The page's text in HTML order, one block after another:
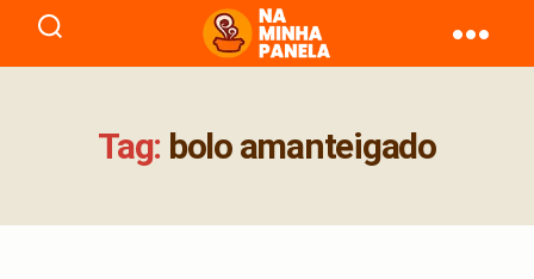
naminhapanela.com
Tag: bolo amanteigado